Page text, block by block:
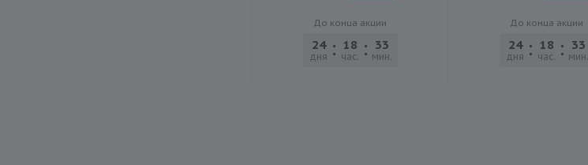
До конца акции
24
дня
18
час.
33
мин.
До конца акции
24
дня
18
час.
33
мин.